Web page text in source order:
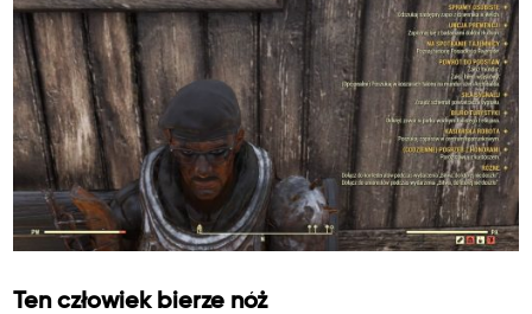
Ten człowiek bierze nóż